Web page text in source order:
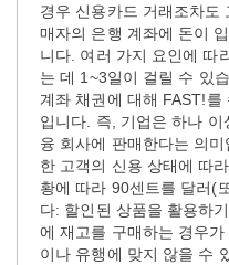
경우 신용카드 거래조차도
매자의 은행 계좌에 돈이
니다. 여러 가지 요인에 따
는 데 1~3일이 걸릴 수 있
계좌 채권에 대해 FAST!를
입니다. 즉, 기업은 하나
융 회사에 판매한다는 의
한 고객의 신용 상태에 따
황에 따라 90센트를 달러(
다: 할인된 상품을 활용하
에 재고를 구매하는 경우
이나 유행에 맞지 않을 수